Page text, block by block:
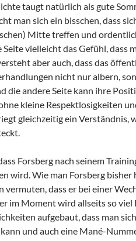
taugt natürlich als gute
man sich ein bisschen, dass
Mitte treffen und
Seite vielleicht das Gefühl, dass
aber auch, dass das
nicht nur albern,
die andere Seite kann ihre
kleine Respektlosigkeiten
gleichzeitig ein Verständnis,
Forsberg nach seinem
wird. Wie man Forsberg
vermuten, dass er bei einer
im Moment wird allseits so viel
aufgebaut, dass man
und auch eine Mané-